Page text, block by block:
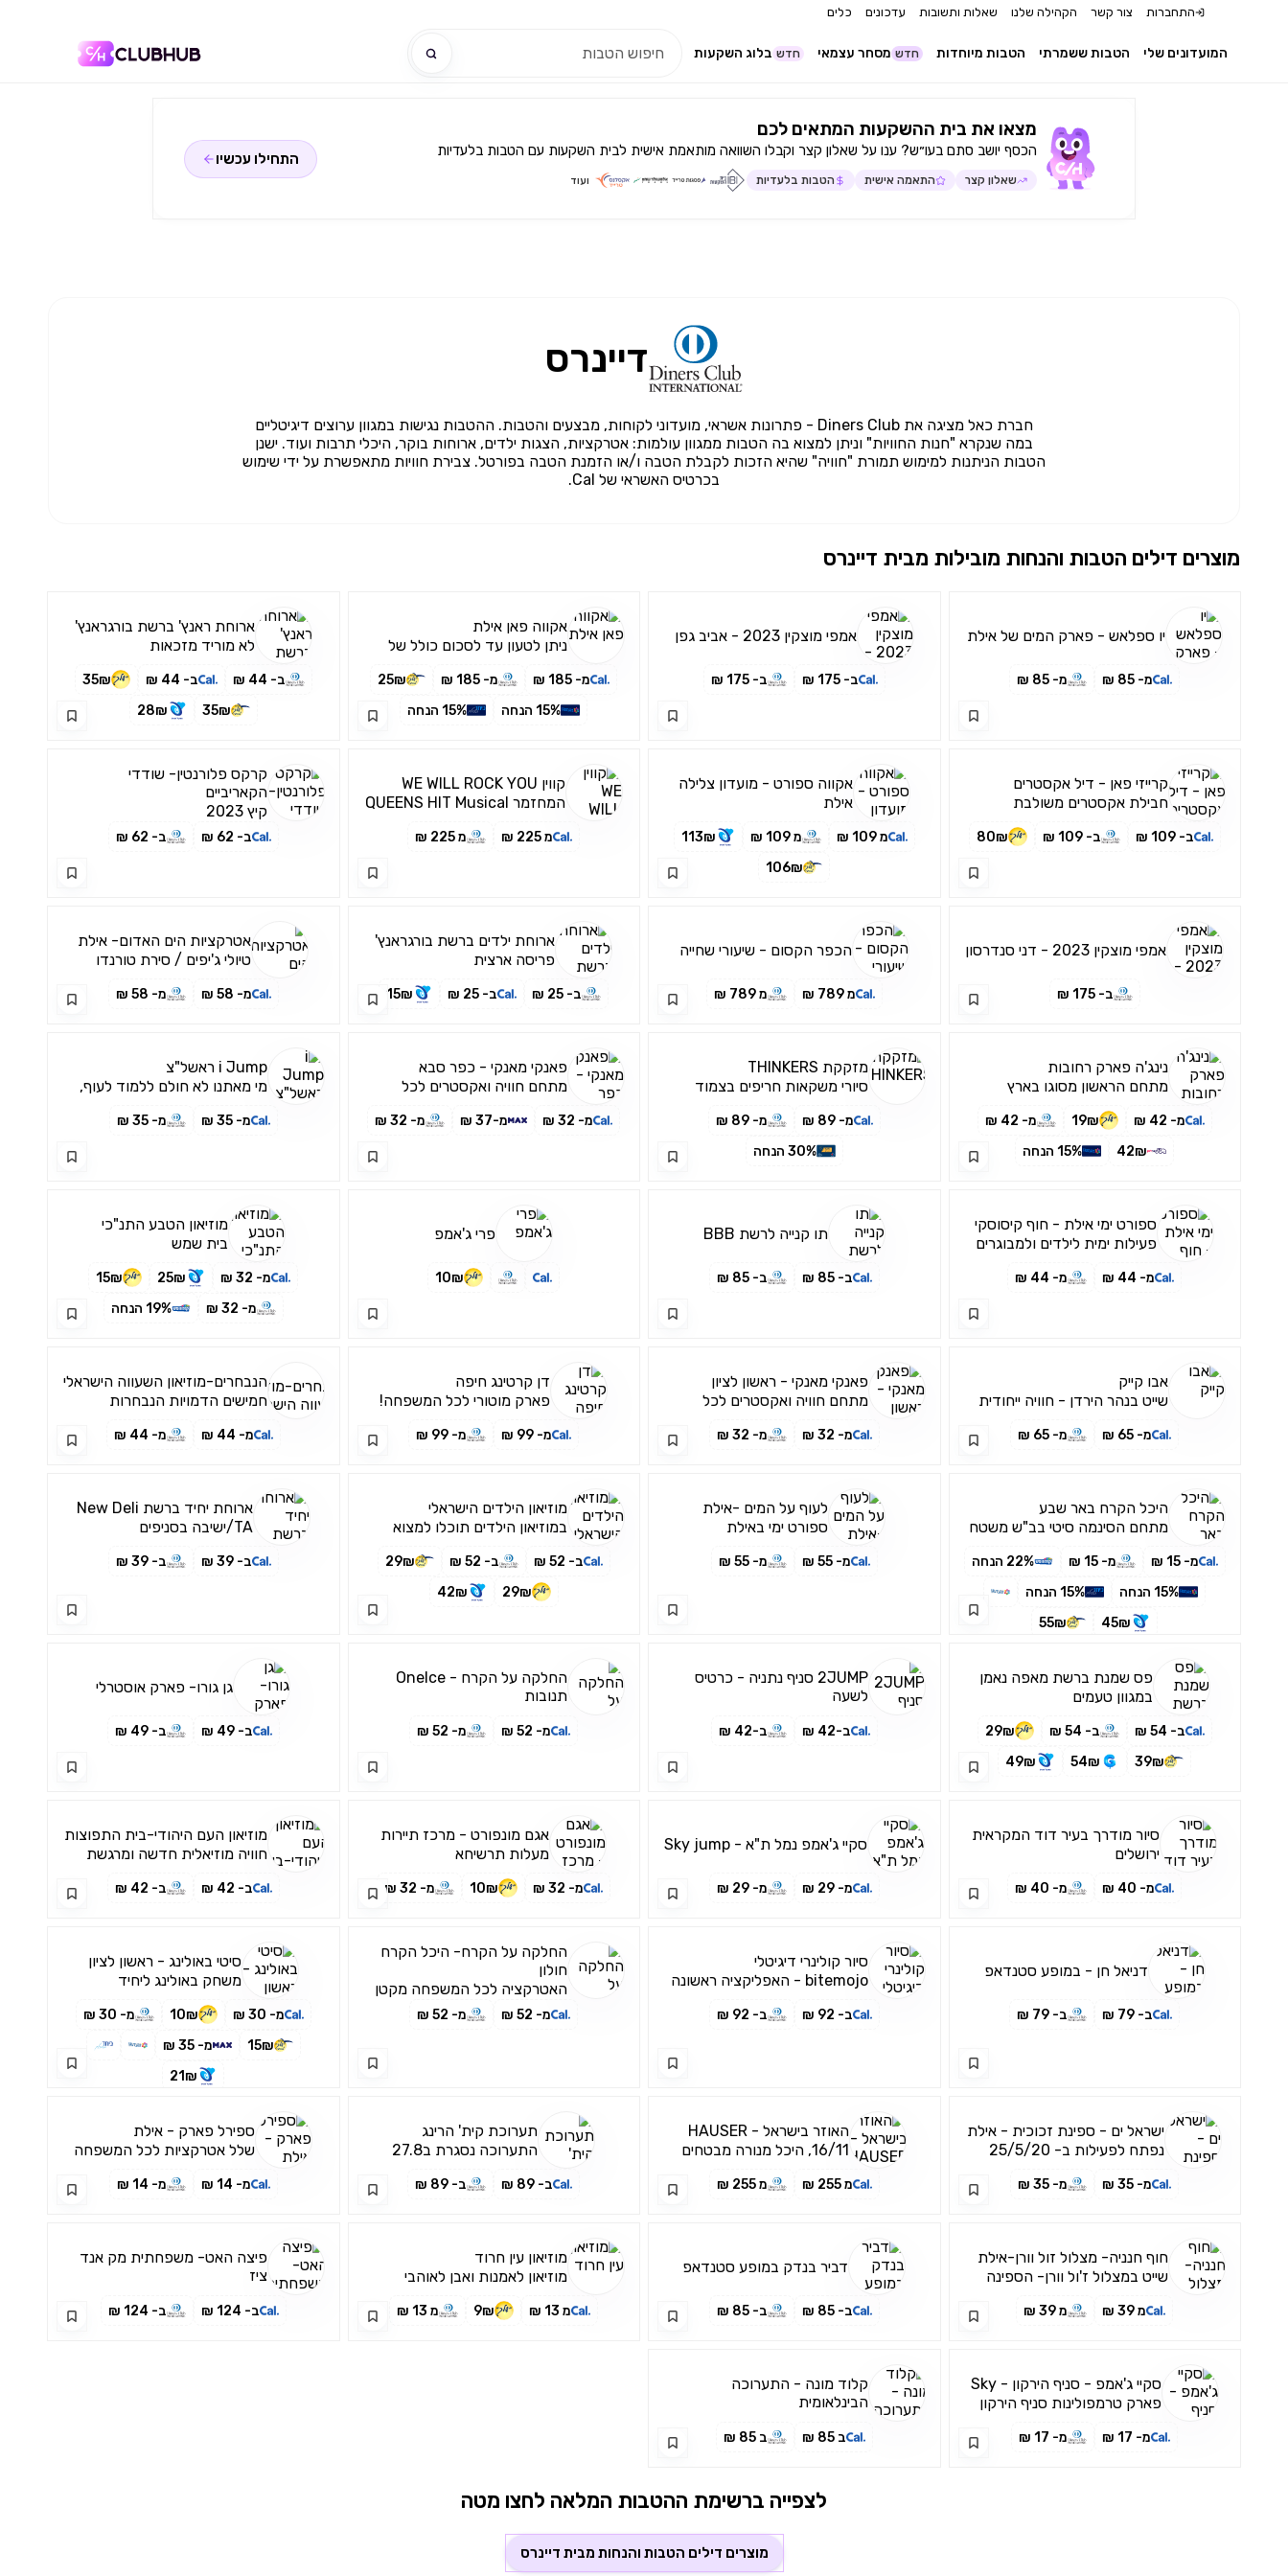
התחברות צור קשר הקהילה שלנו שאלות ותשובות עדכונים כלים
בלוג השקעות חדש מסחר עצמאי חדש הטבות מיוחדות הטבות ששמרתי המועדונים שלי
מצאו את בית ההשקעות המתאים לכם
הכסף יושב סתם בעו״ש? ענו על שאלון קצר וקבלו השוואה מותאמת אישית לבית השקעות עם הטבות בלעדיות
שאלון קצר התאמה אישית הטבות בלעדיות ועוד
התחילו עכשיו
דיינרס
חברת כאל מציגה את Diners Club - פתרונות אשראי, מועדוני לקוחות, מבצעים והטבות. ההטבות נגישות במגוון ערוצים דיגיטליים
במה שנקרא "חנות החוויות" וניתן למצוא בה הטבות ממגוון עולמות: אטרקציות, הצגות ילדים, ארוחות בוקר, היכלי תרבות ועוד. ישנן
הטבות הניתנות למימוש תמורת "חוויה" שהיא הזכות לקבלת הטבה ו/או הזמנת הטבה בפורטל. צבירת חוויות מתאפשרת על ידי שימוש
בכרטיס האשראי של Cal.
מוצרים דילים הטבות והנחות מובילות מבית דיינרס
יו ספלאש - פארק המים של אילת
מ- 85 ₪ מ- 85 ₪
אמפי מוצקין 2023 - אביב גפן
ב- 175 ₪ ב- 175 ₪
אקווה פאן אילת
ניתן לטעון עד לסכום כולל של
מ- 185 ₪ מ- 185 ₪
25₪
15% הנחה
15% הנחה
ארוחת ראנץ' ברשת בורגראנץ'
לא מוריד מזכאות
ב- 44 ₪ ב- 44 ₪
35₪
35₪
28₪
קרייזי פאן - דיל אקסטרים
חבילת אקסטרים משולבת
ב- 109 ₪ ב- 109 ₪ 80₪
אקווה ספורט - מועדון צלילה
אילת
מ 109 ₪ מ 109 ₪
113₪
106₪
קווין WE WILL ROCK YOU
המחזמר QUEENS HIT Musical
מ 225 ₪ מ 225 ₪
קרקס פלורנטין- שודדי
הקאריביים
קיץ 2023
ב- 62 ₪ ב- 62 ₪
אמפי מוצקין 2023 - דני סנדרסון
ב- 175 ₪
הכפר הקסום - שיעורי שחייה
מ 789 ₪ מ 789 ₪
ארוחת ילדים ברשת בורגראנץ'
פריסה ארצית
ב- 25 ₪ ב- 25 ₪ 15₪
אטרקציות הים האדום- אילת
טיולי ג'יפים / סירת טורנדו
מ- 58 ₪ מ- 58 ₪
נינג'ה פארק רחובות
מתחם הראשון מסוגו בארץ
מ- 42 ₪ 19₪
מ- 42 ₪
42₪
15% הנחה
מזקקת THINKERS
סיורי משקאות חריפים בצמוד
מ- 89 ₪
מ- 89 ₪
30% הנחה
פאנקי מאנקי - כפר סבא
מתחם חוויה ואקסטרים לכל
מ- 32 ₪ מ-37 ₪ מ- 32 ₪
i Jump ראשל"צ
מי מאתנו לא חולם ללמוד לעוף,
באוויר?
מ- 35 ₪ מ- 35 ₪
ספורט ימי אילת - חוף קיסוסקי
פעילות ימית לילדים ולמבוגרים
מ- 44 ₪ מ- 44 ₪
תו קנייה לרשת BBB
ב- 85 ₪ ב- 85 ₪
פרי ג'אמפ
10₪
מוזיאון הטבע התנ"כי
בית שמש
מ- 32 ₪ 25₪
15₪
מ- 32 ₪
19% הנחה
אבו קייק
שייט בנהר הירדן - חוויה ייחודית
מ- 65 ₪ מ- 65 ₪
פאנקי מאנקי - ראשון לציון
מתחם חוויה ואקסטרים לכל
מ- 32 ₪ מ- 32 ₪
דן קרטינג חיפה
פארק מוטורי לכל המשפחה!
מ- 99 ₪ מ- 99 ₪
הנבחרים-מוזיאון השעווה הישראלי
חמישים הדמויות הנבחרות
מ- 44 ₪ מ- 44 ₪
היכל הקרח באר שבע
מתחם הסינמה סיטי בב"ש משטח
מ- 15 ₪ מ- 15 ₪
22% הנחה
15% הנחה
15% הנחה
45₪
55₪
לעוף על המים -אילת
ספורט ימי באילת
מ- 55 ₪ מ- 55 ₪
מוזיאון הילדים הישראלי
במוזיאון הילדים תוכלו למצוא
ב- 52 ₪ ב- 52 ₪
29₪
29₪
42₪
ארוחת יחיד ברשת New Deli
TA/ישיבה בסניפים
ב- 39 ₪ ב- 39 ₪
פס שמנת ברשת מאפה נאמן
במגוון טעמים
ב- 54 ₪ ב- 54 ₪
29₪
39₪
54₪
49₪
2JUMP סניף נתניה - כרטיס
לשעה
ב-42 ₪ ב-42 ₪
החלקה על הקרח - OneIce
תנובות
מ- 52 ₪ מ- 52 ₪
גן גורו- פארק אוסטרלי
ב- 49 ₪ ב- 49 ₪
סיור מודרך בעיר דוד המקראית
ירושלים
מ- 40 ₪ מ- 40 ₪
סקיי ג'אמפ נמל ת"א - Sky jump
מ- 29 ₪ מ- 29 ₪
אגם מונפורט - מרכז תיירות
מעלות תרשיחא
מ- 32 ₪ 10₪ מ- 32 ₪
מוזיאון העם היהודי-בית התפוצות
חוויה מוזיאלית חדשה ומרגשת
ב- 42 ₪ ב- 42 ₪
דניאל חן - במופע סטנדאפ
ב- 79 ₪ ב- 79 ₪
סיור קולינרי דיגיטלי
bitemojo - האפליקציה ראשונה
וטעימות עצמאיים
ב- 92 ₪ ב- 92 ₪
החלקה על הקרח- היכל הקרח
חולון
האטרקציה לכל המשפחה מקטן
ועד גדול. פעילות המשלבת
תנועה מוזיקה וחוויית החלקה
מ- 52 ₪ מ- 52 ₪
סיטי באולינג - ראשון לציון
משחק באולינג ליחיד
מ- 30 ₪ 10₪
מ- 30 ₪
15₪
מ- 35 ₪
21₪
ישראל ים - ספינת זכוכית - אילת
נפתח לפעילות ב- 25/5/20
מ- 35 ₪ מ- 35 ₪
האוזר בישראל - HAUSER
16/11, היכל מנורה מבטחים
מ 255 ₪ מ 255 ₪
תערוכת קית' הרינג
התערוכה נסגרת ב27.8
ב- 89 ₪ ב- 89 ₪
ספירל פארק - אילת
שלל אטרקציות לכל המשפחה
מ- 14 ₪ מ- 14 ₪
חוף חנניה- מצלול זול וורן-אילת
שייט במצלול ז'ול וורן- הספינה
והמתאימה לפעילות למשפחות
מ 39 ₪ מ 39 ₪
דביר בנדק במופע סטנדאפ
ב- 85 ₪ ב- 85 ₪
מוזיאון עין חרוד
מוזיאון לאמנות ואבן לאוהבי
מ 13 ₪ 9₪ מ 13 ₪
פיצה האט- משפחתית מק אנד
ציז
ב- 124 ₪ ב- 124 ₪
סקיי ג'אמפ - סניף הירקון - Sky
פארק טרמפולינות סניף הירקון
מ- 17 ₪ מ- 17 ₪
קלוד מונה - התערוכה
הבינלאומית
ב 85 ₪ ב 85 ₪
לצפייה ברשימת ההטבות המלאה לחצו מטה
מוצרים דילים הטבות והנחות מבית דיינרס